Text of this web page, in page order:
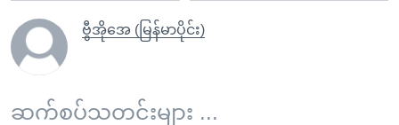
ဗွီအိုအေ (မြန်မာပိုင်း)
ဆက်စပ်သတင်းများ ...